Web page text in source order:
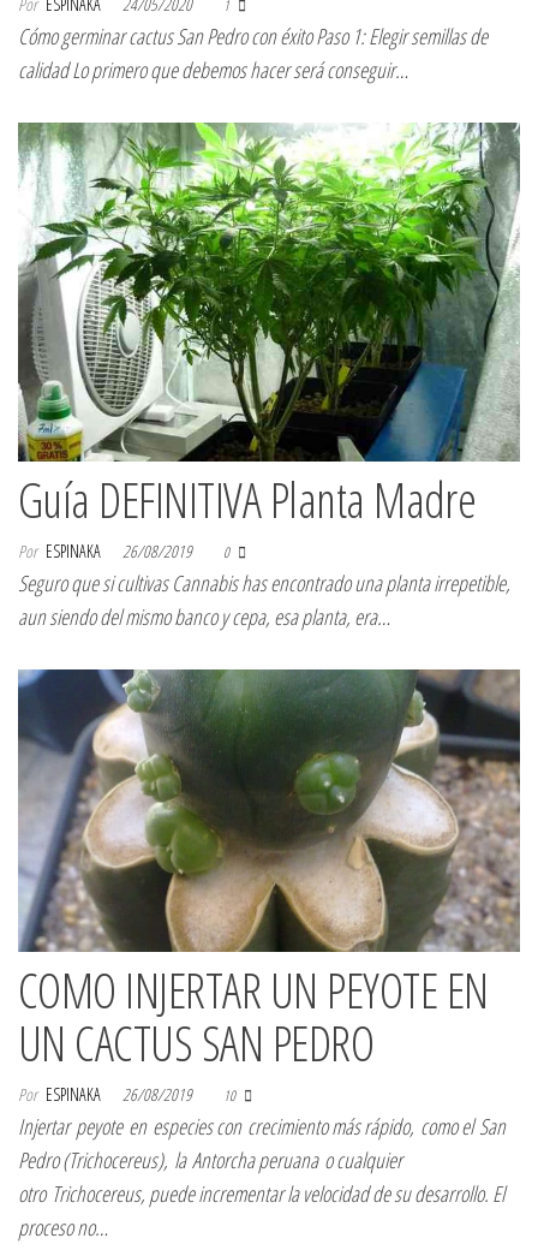
1
Cómo germinar cactus San Pedro con éxito Paso 1: Elegir semillas de
calidad Lo primero que debemos hacer será conseguir…
Guía DEFINITIVA Planta Madre
Por ESPINAKA 26/08/2019 0
Seguro que si cultivas Cannabis has encontrado una planta irrepetible,
aun siendo del mismo banco y cepa, esa planta, era…
COMO INJERTAR UN PEYOTE EN
UN CACTUS SAN PEDRO
Por ESPINAKA 26/08/2019 10
Injertar peyote en especies con crecimiento más rápido, como el San
Pedro (Trichocereus), la Antorcha peruana o cualquier
otro Trichocereus, puede incrementar la velocidad de su desarrollo. El
proceso no…